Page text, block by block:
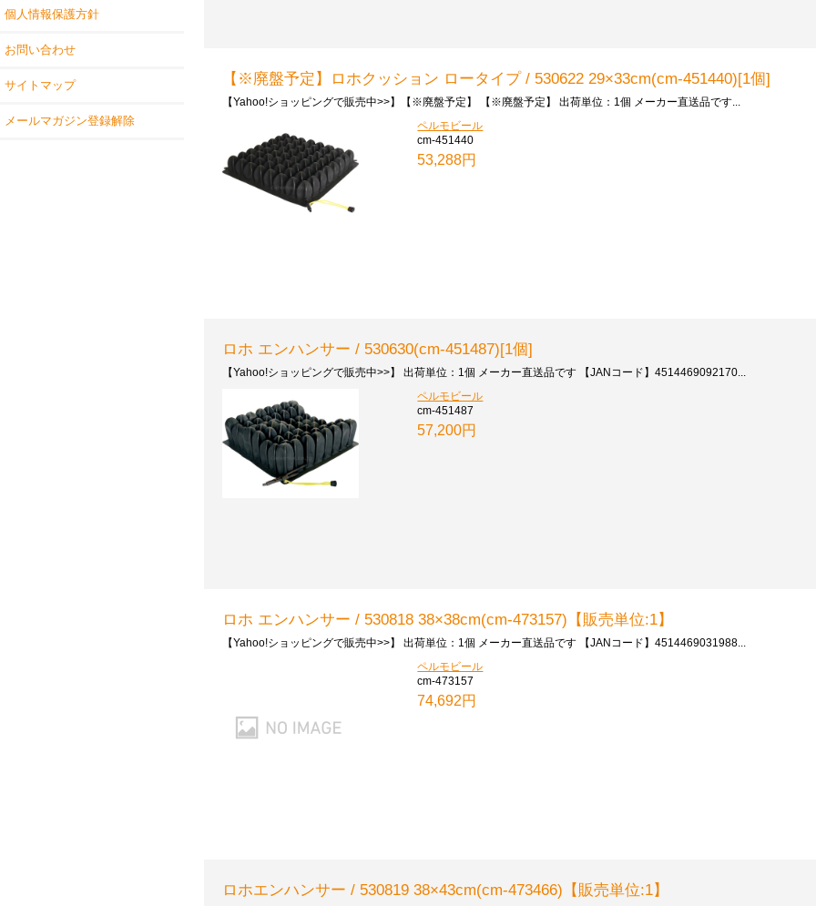
個人情報保護方針
お問い合わせ
サイトマップ
メールマガジン登録解除
【※廃盤予定】ロホクッション ロータイプ / 530622 29×33cm(cm-451440)[1個]
【Yahoo!ショッピングで販売中>>】【※廃盤予定】 【※廃盤予定】 出荷単位：1個 メーカー直送品です...
ペルモビール
cm-451440
53,288円
ロホ エンハンサー / 530630(cm-451487)[1個]
【Yahoo!ショッピングで販売中>>】 出荷単位：1個 メーカー直送品です 【JANコード】4514469092170...
ペルモビール
cm-451487
57,200円
ロホ エンハンサー / 530818 38×38cm(cm-473157)【販売単位:1】
【Yahoo!ショッピングで販売中>>】 出荷単位：1個 メーカー直送品です 【JANコード】4514469031988...
ペルモビール
cm-473157
74,692円
ロホエンハンサー / 530819 38×43cm(cm-473466)【販売単位:1】